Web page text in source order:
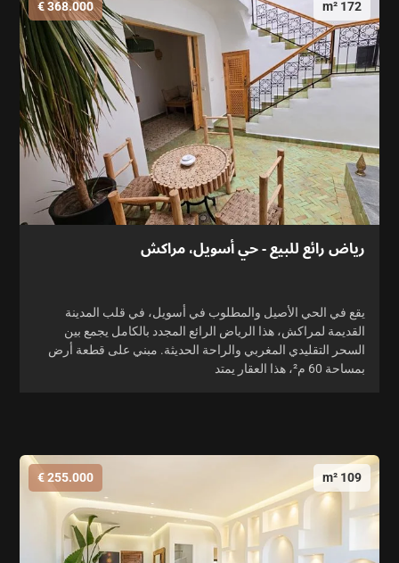
172 m²
368.000 €
رياض رائع للبيع - حي أسويل، مراكش
يقع في الحي الأصيل والمطلوب في أسويل، في قلب المدينة
القديمة لمراكش، هذا الرياض الرائع المجدد بالكامل يجمع بين
السحر التقليدي المغربي والراحة الحديثة. مبني على قطعة أرض
بمساحة 60 م²، هذا العقار يمتد
109 m²
255.000 €